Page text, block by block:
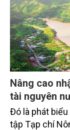
Nâng cao
tài nguyên
Đó là phát biểu
tập Tạp chí